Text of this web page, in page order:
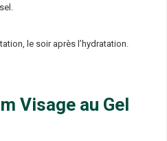
le soir après l’hydratation.
Visage au Gel